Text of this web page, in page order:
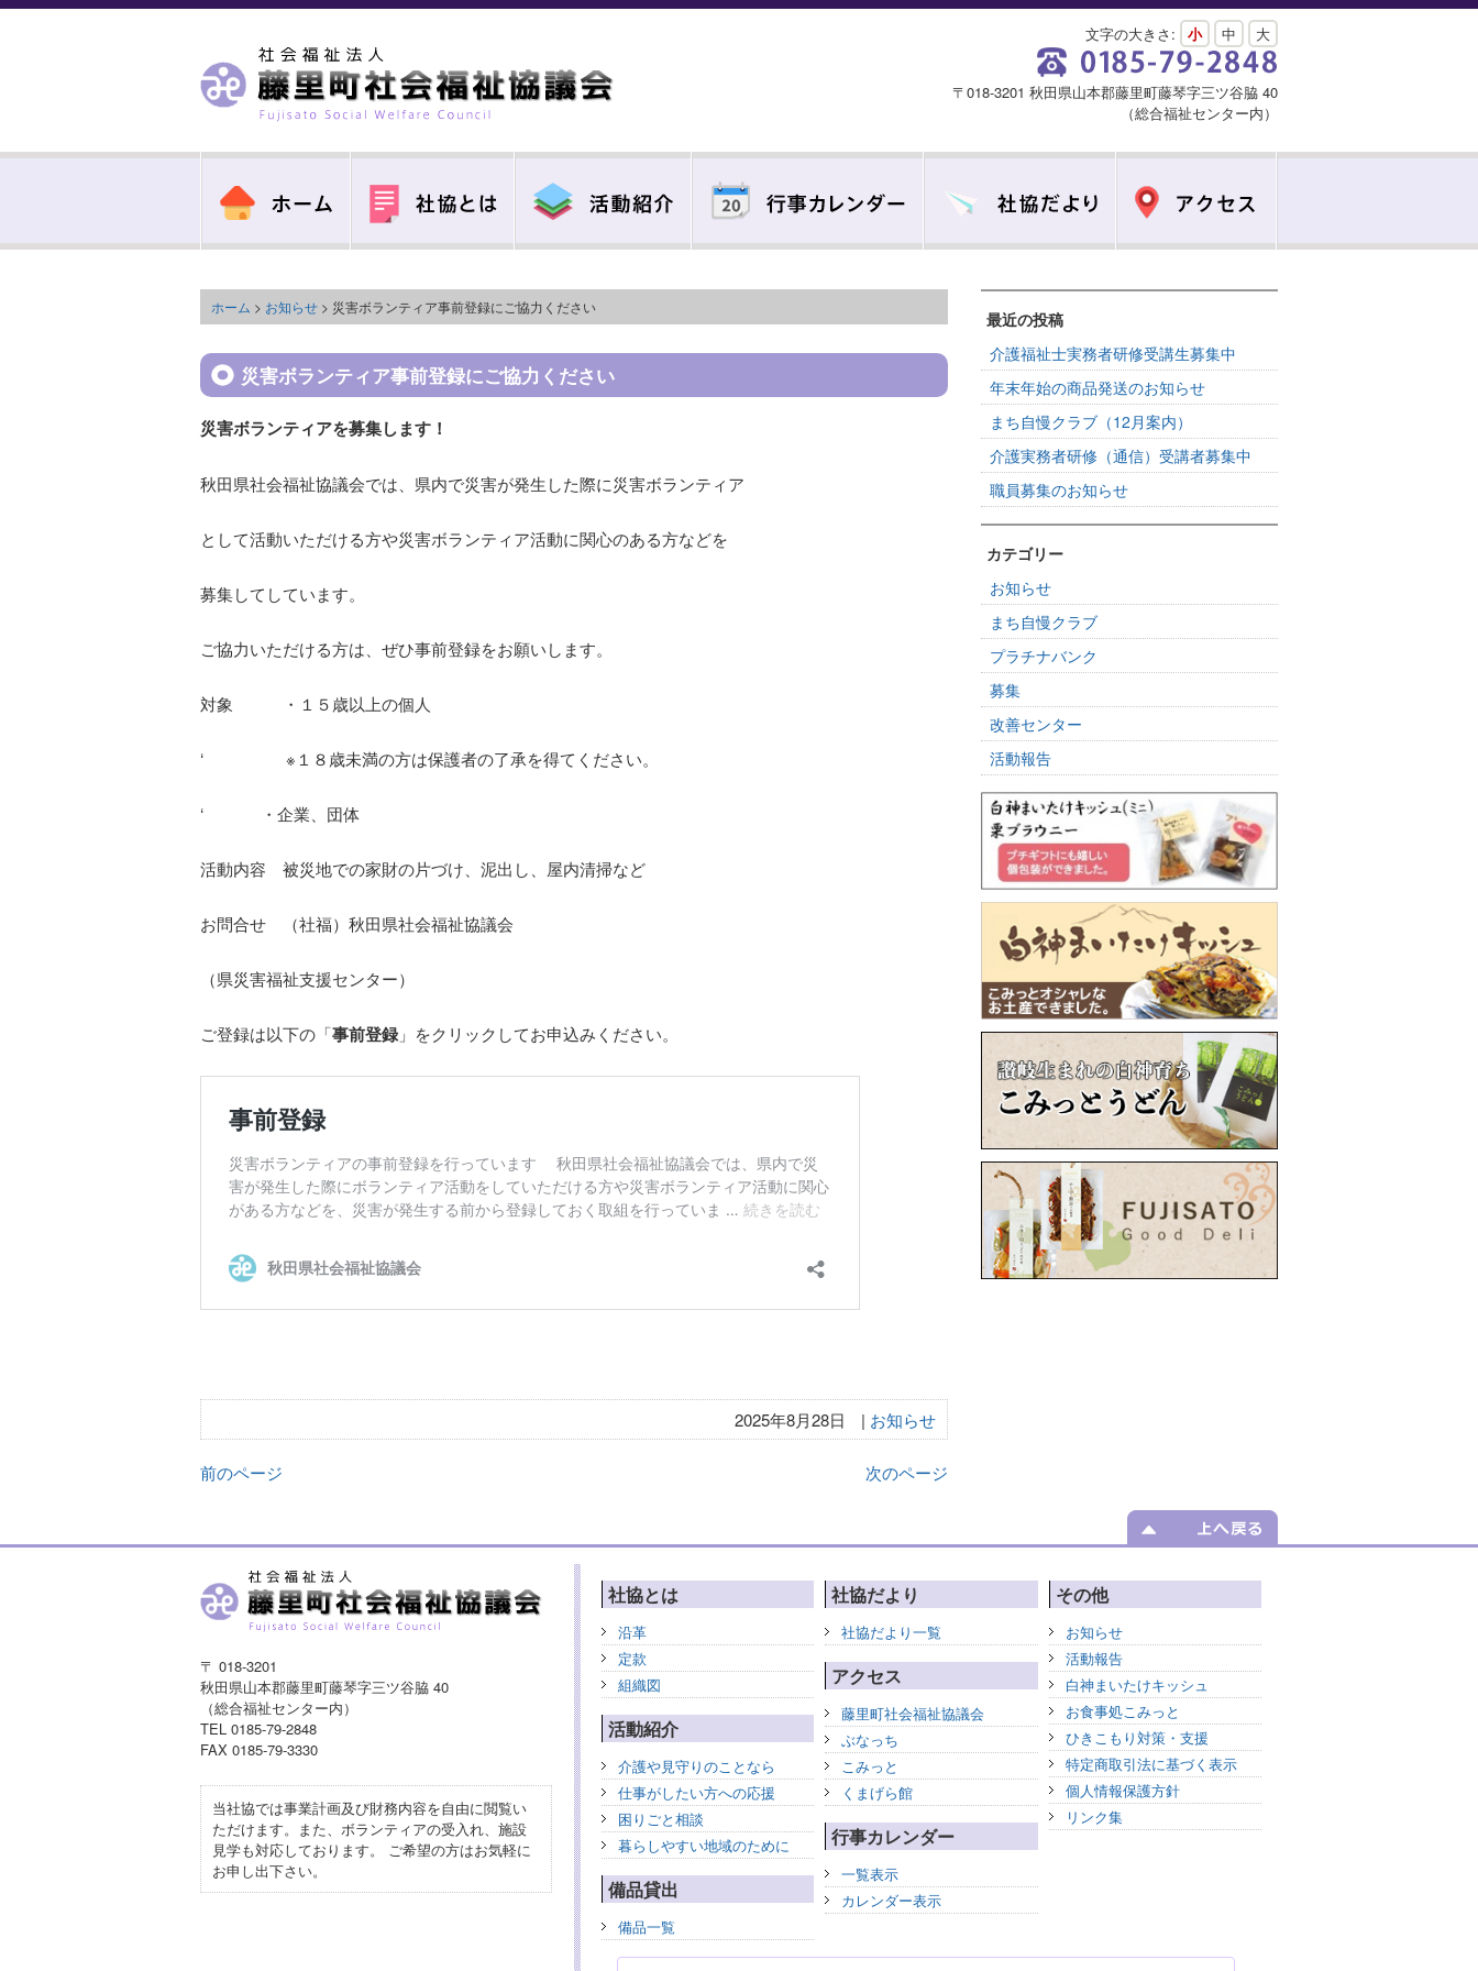
文字の大きさ: 小 中 大
〒018-3201 秋田県山本郡藤里町藤琴字三ツ谷脇 40
（総合福祉センター内）
ホーム > お知らせ > 災害ボランティア事前登録にご協力ください
災害ボランティア事前登録にご協力ください
災害ボランティアを募集します！
秋田県社会福祉協議会では、県内で災害が発生した際に災害ボランティア
として活動いただける方や災害ボランティア活動に関心のある方などを
募集してしています。
ご協力いただける方は、ぜひ事前登録をお願いします。
対象 ・１５歳以上の個人
‘ ※１８歳未満の方は保護者の了承を得てください。
‘ ・企業、団体
活動内容 被災地での家財の片づけ、泥出し、屋内清掃など
お問合せ （社福）秋田県社会福祉協議会
（県災害福祉支援センター）
ご登録は以下の「事前登録」をクリックしてお申込みください。
2025年8月28日 | お知らせ
前のページ 次のページ
最近の投稿
介護福祉士実務者研修受講生募集中
年末年始の商品発送のお知らせ
まち自慢クラブ（12月案内）
介護実務者研修（通信）受講者募集中
職員募集のお知らせ
カテゴリー
お知らせ
まち自慢クラブ
プラチナバンク
募集
改善センター
活動報告
〒 018-3201
秋田県山本郡藤里町藤琴字三ツ谷脇 40
（総合福祉センター内）
TEL 0185-79-2848
FAX 0185-79-3330
当社協では事業計画及び財務内容を自由に閲覧い
ただけます。また、ボランティアの受入れ、施設
見学も対応しております。 ご希望の方はお気軽に
お申し出下さい。
社協とは
沿革
定款
組織図
活動紹介
介護や見守りのことなら
仕事がしたい方への応援
困りごと相談
暮らしやすい地域のために
備品貸出
備品一覧
社協だより
社協だより一覧
アクセス
藤里町社会福祉協議会
ぶなっち
こみっと
くまげら館
行事カレンダー
一覧表示
カレンダー表示
その他
お知らせ
活動報告
白神まいたけキッシュ
お食事処こみっと
ひきこもり対策・支援
特定商取引法に基づく表示
個人情報保護方針
リンク集